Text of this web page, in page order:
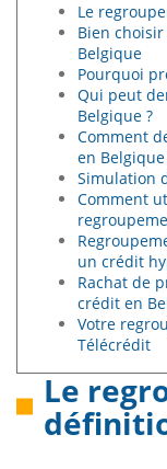
Le
Bien
Belgique
Pourquoi
Qui peut
Belgique ?
Comment
en Belgique
Simulation
Comment
un crédit
Rachat de
crédit en
Votre
Télécrédit
Le